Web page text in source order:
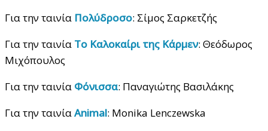
Για την ταινία Πολύδροσο: Σίμος Σαρκετζής
Για την ταινία Το Καλοκαίρι της Κάρμεν: Θεόδωρος
Μιχόπουλος
Για την ταινία Φόνισσα: Παναγιώτης Βασιλάκης
Για την ταινίαAnimal: Monika Lenczewska